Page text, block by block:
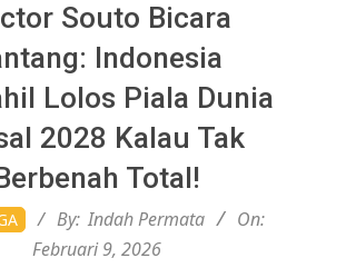
Souto Bicara
Indonesia
Lolos Piala Dunia
2028 Kalau Tak
Total!
By: Indah Permata
On:
Februari 9, 2026